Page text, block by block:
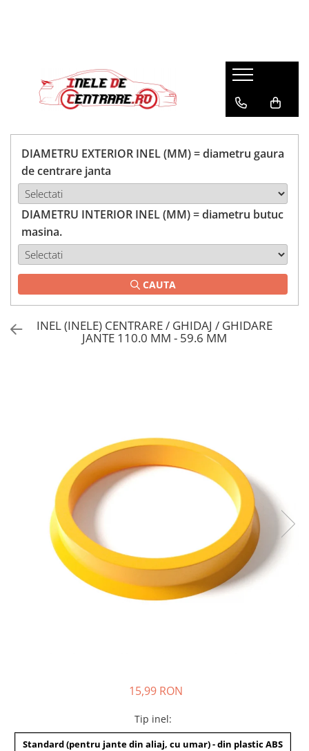
DIAMETRU EXTERIOR INEL (MM) = diametru gaura
de centrare janta
DIAMETRU INTERIOR INEL (MM) = diametru butuc
masina.
CAUTA
INEL (INELE) CENTRARE / GHIDAJ / GHIDARE
JANTE 110.0 MM - 59.6 MM
15,99 RON
Tip inel:
Standard (pentru jante din aliaj, cu umar) - din plastic ABS